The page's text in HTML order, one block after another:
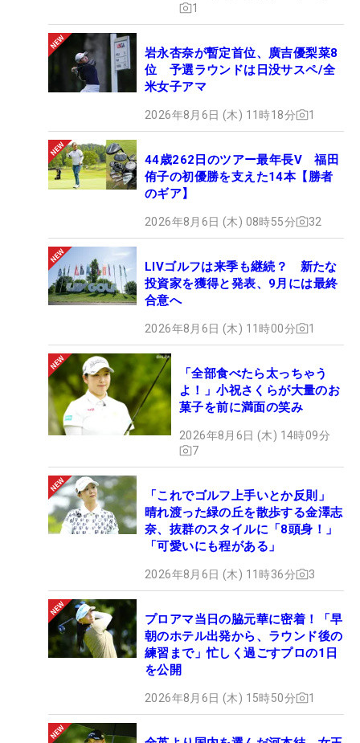
1
岩永杏奈が暫定首位、廣吉優梨菜8
位 予選ラウンドは日没サスペ/全
米女子アマ
2026年8月6日 (木) 11時18分 1
44歳262日のツアー最年長V 福田
侑子の初優勝を支えた14本【勝者
のギア】
2026年8月6日 (木) 08時55分 32
LIVゴルフは来季も継続？ 新たな
投資家を獲得と発表、9月には最終
合意へ
2026年8月6日 (木) 11時00分 1
「全部食べたら太っちゃう
よ！」小祝さくらが大量のお
菓子を前に満面の笑み
2026年8月6日 (木) 14時09分
7
「これでゴルフ上手いとか反則」
晴れ渡った緑の丘を散歩する金澤志
奈、抜群のスタイルに「8頭身！」
「可愛いにも程がある」
2026年8月6日 (木) 11時36分 3
プロアマ当日の脇元華に密着！「早
朝のホテル出発から、ラウンド後の
練習まで」忙しく過ごすプロの1日
を公開
2026年8月6日 (木) 15時50分 1